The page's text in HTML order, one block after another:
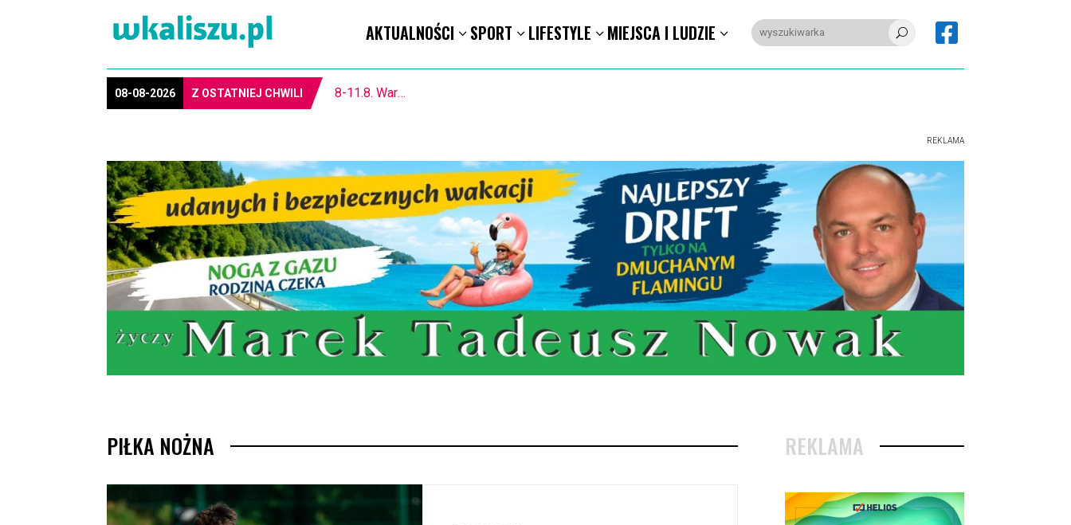
AKTUALNOŚCI SPORT LIFESTYLE MIEJSCA I LUDZIE U 
08-08-2026 Z OSTATNIEJ CHWILI 8-11.8. Warsztaty pisania ikon w Pałacu Lipskich
REKLAMA
PIŁKA NOŻNA REKLAMA